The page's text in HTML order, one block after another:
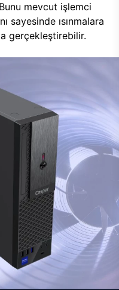
mevcut işlemci
sayesinde ısınmalara
gerçekleştirebilir.